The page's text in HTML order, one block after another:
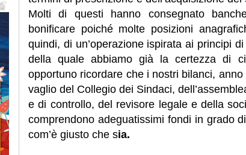
Molti di questi hanno consegnato
bonificare poiché molte posizioni
quindi, di un’operazione ispirata ai principi
della quale abbiamo già la certezza di
opportuno ricordare che i nostri bilanci,
vaglio del Collegio dei Sindaci,
e di controllo, del revisore legale e della
comprendono adeguatissimi fondi in grado
com’è giusto che sia.